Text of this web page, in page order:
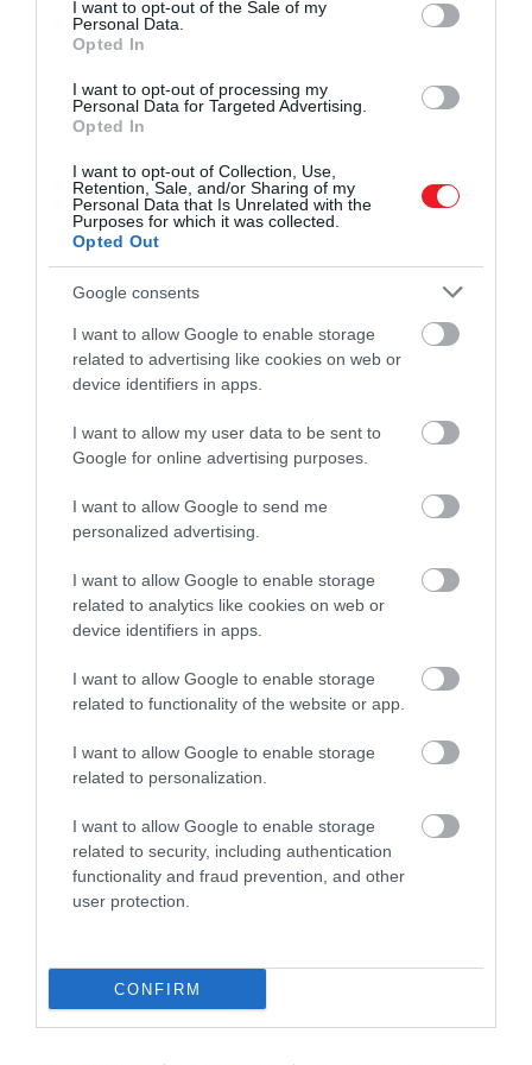
I want to opt-out of the Sale of my
Personal Data.
Opted In
I want to opt-out of processing my
Personal Data for Targeted Advertising.
Opted In
I want to opt-out of Collection, Use,
Retention, Sale, and/or Sharing of my
Personal Data that Is Unrelated with the
Purposes for which it was collected.
Opted Out
Google consents
I want to allow Google to enable storage
related to advertising like cookies on web or
device identifiers in apps.
I want to allow my user data to be sent to
Google for online advertising purposes.
I want to allow Google to send me
personalized advertising.
I want to allow Google to enable storage
related to analytics like cookies on web or
device identifiers in apps.
I want to allow Google to enable storage
related to functionality of the website or app.
I want to allow Google to enable storage
related to personalization.
I want to allow Google to enable storage
related to security, including authentication
functionality and fraud prevention, and other
user protection.
CONFIRM
Ha tovább olvasnál:
Még több járatot szüntetne meg ebben a
népszerű európai országban a Ryanair
Ahogy arról korábbanbeszámoltunk
szerint a turbulens légörvények hamarosan még
viharosabbak lesznek.
, az
általa készített előrejelző algoritmus alapján tette
közzé a jóslatokat. A szakember legfontosabb
megállapításai a tengerszint feletti magasság
alapján változtak, ugyanis a légörvények 12
kilométeres magasságban sokkal erőteljesebbek
úgy véli, hogy a tiszta levegő turbulenciája 2050-
2080-ra egyes helyeken megduplázódhat.
Ez a jelenség akkor fordul elő, amikor nincsenek
felhők és nem rossz az időjárás, de mégis a szél
tiszta levegő turbulenciája azért aggasztó, mert
váratlan, nehéz elkerülni és egyre gyakoribb.
Olvasd el ezt is!
A Ryanair megemelte a légiutas-kísérők
fizetését – most pedig a teljes összeget
visszakéri tőlük
nyáron, ahol 10 éve nem járt a
légitársaság
Heti 640 járatra bővítette kapacitását